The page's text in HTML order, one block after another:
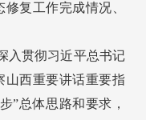
复工作完成情况、
贯彻习近平总书记
山西重要讲话重要指
”总体思路和要求，